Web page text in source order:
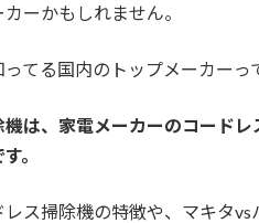
ーかもしれません。
てる国内のトップメーカーっ
は、家電メーカーのコード
。
ス掃除機の特徴や、マキタ